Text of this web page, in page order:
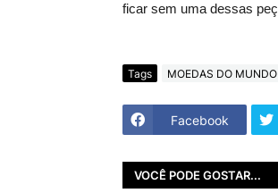
ficar sem uma dessas
Tags MOEDAS DO MUNDO
Facebook
VOCÊ PODE GOSTAR...